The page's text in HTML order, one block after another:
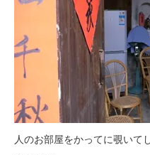
人のお部屋をかってに覗いて